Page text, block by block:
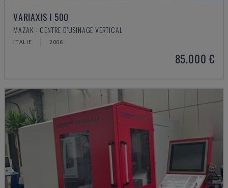
VARIAXIS I 500
MAZAK - CENTRE D'USINAGE VERTICAL
ITALIE 2006
85.000 €